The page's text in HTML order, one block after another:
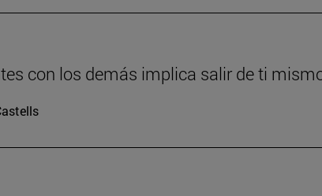
con los demás implica salir de ti